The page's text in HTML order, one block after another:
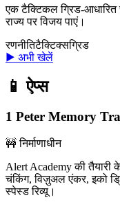
एक टैक्टिकल ग्रिड-
राज्य पर विजय पाएं।
रणनीतिटैक्टिक्सग्रिड
▶ अभी खेलें
📱 ऐप्स
1 Peter Memory
🚧 निर्माणाधीन
Alert Academy की
चंकिंग, विज़ुअल एंकर, इको
स्पेस्ड रिव्यू।